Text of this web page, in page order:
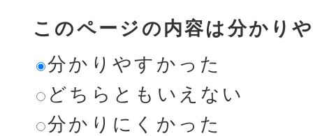
このページの内容は分かり
分かりやすかった
どちらともいえない
分かりにくかった